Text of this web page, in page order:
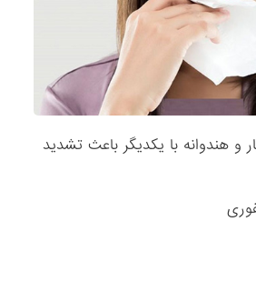
و هندوانه با یکدیگر باعث تشدید